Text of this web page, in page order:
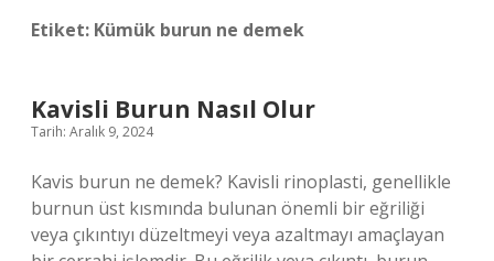
Etiket: Kümük burun ne demek
Kavisli Burun Nasıl Olur
Tarih: Aralık 9, 2024
Kavis burun ne demek? Kavisli rinoplasti, genellikle
burnun üst kısmında bulunan önemli bir eğriliği
veya çıkıntıyı düzeltmeyi veya azaltmayı amaçlayan